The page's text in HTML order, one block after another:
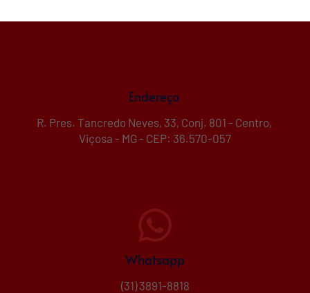
Endereço
R. Pres. Tancredo Neves, 33, Conj. 801 - Centro,
Viçosa - MG - CEP: 36.570-057
Whatsapp
(31) 3891-8818